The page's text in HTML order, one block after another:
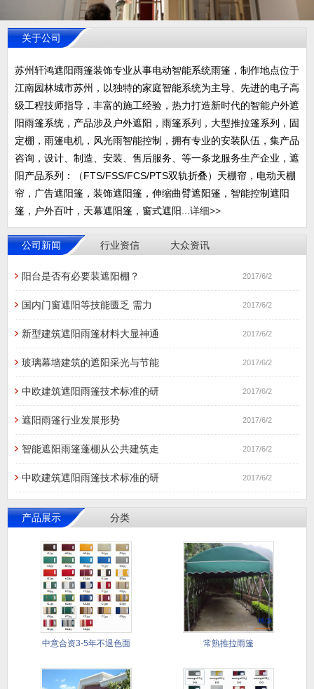
关于公司
苏州轩鸿遮阳雨篷装饰专业从事电动智能系统雨篷，制作地点位于
江南园林城市苏州，以独特的家庭智能系统为主导、先进的电子高
级工程技师指导，丰富的施工经验，热力打造新时代的智能户外遮
阳雨篷系统，产品涉及户外遮阳，雨篷系列，大型推拉篷系列，固
定棚，雨篷电机，风光雨智能控制，拥有专业的安装队伍，集产品
咨询，设计、制造、安装、售后服务、等一条龙服务生产企业，遮
阳产品系列：（FTS/FSS/FCS/PTS双轨折叠）天棚帘，电动天棚
帘，广告遮阳篷，装饰遮阳篷，伸缩曲臂遮阳篷，智能控制遮阳
篷，户外百叶，天幕遮阳篷，窗式遮阳... 详细>>
公司新闻 行业资信 大众资讯
阳台是否有必要装遮阳棚？ 2017/6/2
国内门窗遮阳等技能匮乏 需力 2017/6/2
新型建筑遮阳雨篷材料大显神通 2017/6/2
玻璃幕墙建筑的遮阳采光与节能 2017/6/2
中欧建筑遮阳雨篷技术标准的研 2017/6/2
遮阳雨篷行业发展形势 2017/6/2
智能遮阳雨篷蓬棚从公共建筑走 2017/6/2
中欧建筑遮阳雨篷技术标准的研 2017/6/2
产品展示 分类
中意合资3-5年不退色面 常熟推拉雨篷